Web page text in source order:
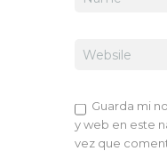
Guarda mi
y web en este
vez que